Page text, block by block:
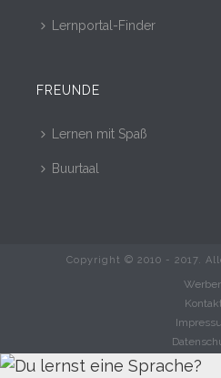
Lernportal-Finder
FREUNDE
Lernen mit Spaß
Buurtaal
Copyright © 2010 - 2017.